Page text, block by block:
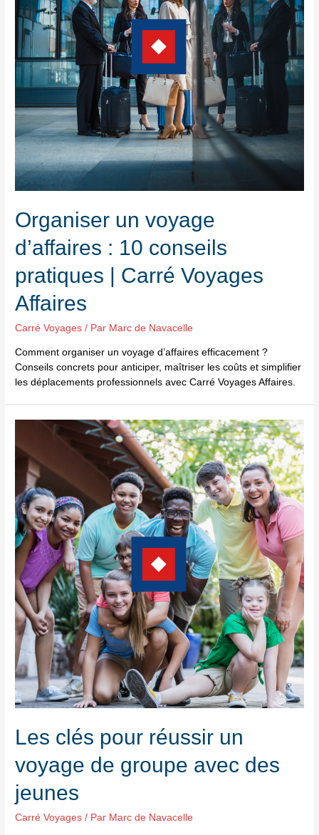
Organiser un voyage
d’affaires : 10 conseils
pratiques | Carré Voyages
Affaires
Carré Voyages / Par Marc de Navacelle
Comment organiser un voyage d’affaires efficacement ?
Conseils concrets pour anticiper, maîtriser les coûts et simplifier
les déplacements professionnels avec Carré Voyages Affaires.
Les clés pour réussir un
voyage de groupe avec des
jeunes
Carré Voyages / Par Marc de Navacelle